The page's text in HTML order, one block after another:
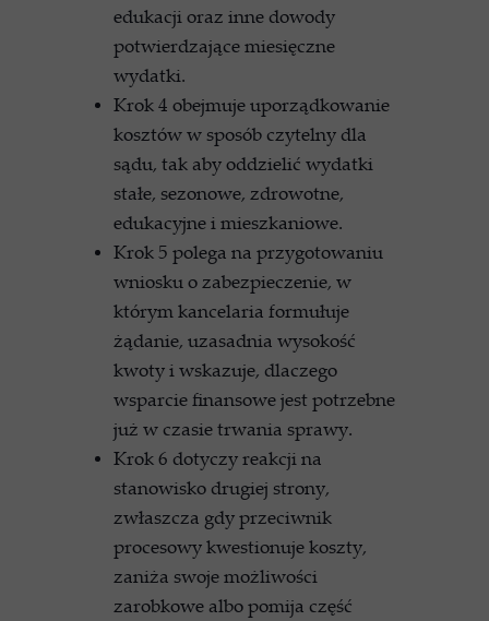
edukacji oraz inne dowody
potwierdzające miesięczne
wydatki.
Krok 4 obejmuje uporządkowanie
kosztów w sposób czytelny dla
sądu, tak aby oddzielić wydatki
stałe, sezonowe, zdrowotne,
edukacyjne i mieszkaniowe.
Krok 5 polega na przygotowaniu
wniosku o zabezpieczenie, w
którym kancelaria formułuje
żądanie, uzasadnia wysokość
kwoty i wskazuje, dlaczego
wsparcie finansowe jest potrzebne
już w czasie trwania sprawy.
Krok 6 dotyczy reakcji na
stanowisko drugiej strony,
zwłaszcza gdy przeciwnik
procesowy kwestionuje koszty,
zaniża swoje możliwości
zarobkowe albo pomija część